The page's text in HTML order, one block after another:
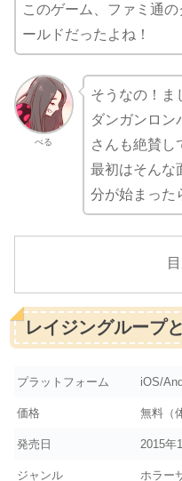
このゲーム、ファミ通
ールドだったよね！
べる
そうなの！ま
ダンガンロン
さんも絶賛し
最初はそんな
分が始まった
レイジングループ
プラットフォーム iOS/
価格 無料（
発売日 2015年
ジャンル ホラー